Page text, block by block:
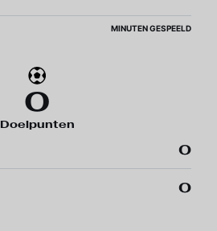
MINUTEN GESPEELD
0
Doelpunten
0
0